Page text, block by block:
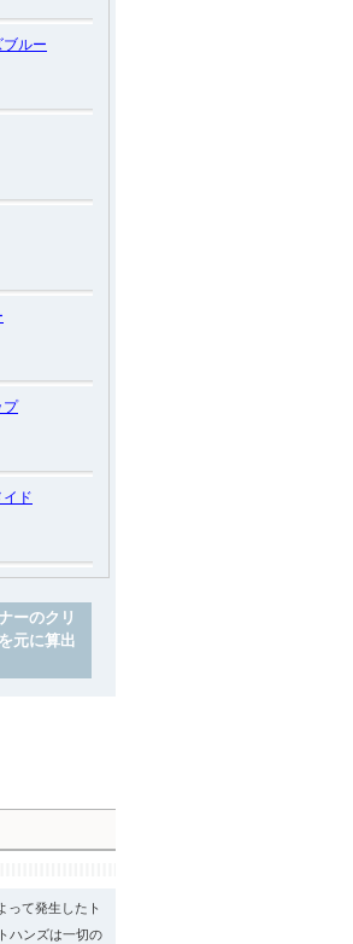
ブルー
プ
イド
ーのクリ
元に算出
って発生したト
ハンズは一切の